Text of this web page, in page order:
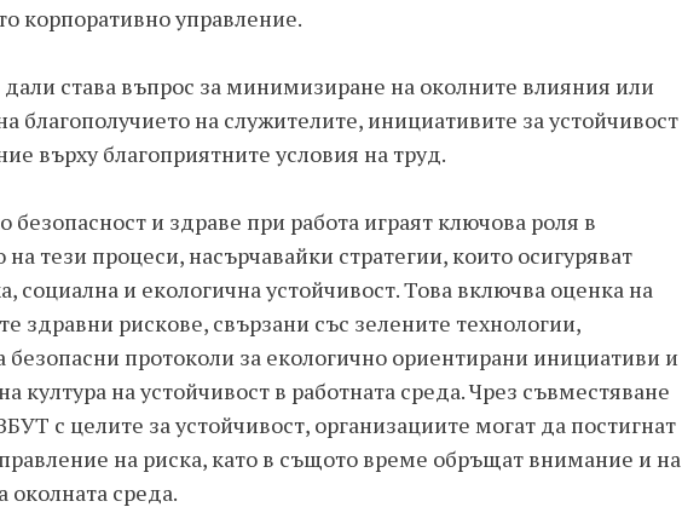
корпоративно управление.
става въпрос за минимизиране на околните влияния или
благополучието на служителите, инициативите за устойчивост
върху благоприятните условия на труд.
безопасност и здраве при работа играят ключова роля в
тези процеси, насърчавайки стратегии, които осигуряват
социална и екологична устойчивост. Това включва оценка на
здравни рискове, свързани със зелените технологии,
протоколи за екологично ориентирани инициативи и
култура на устойчивост в работната среда. Чрез съвместяване
с целите за устойчивост, организациите могат да постигнат
на риска, като в същото време обръщат внимание и на
околната среда.